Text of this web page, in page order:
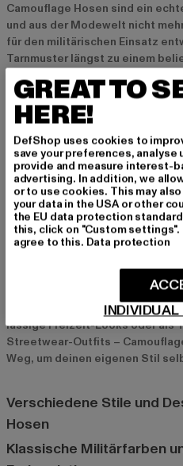
Camouflage Hosen sind ein
und aus der Modewelt nicht
für den militärischen Einsatz
Tarnmuster längst zu einem
oder als funktionales
Aktivitäten – Camouflage
und passen zu jeder
eine coole, markante Note und
Masse herausstichst.
Warum Camouflage
Camouflage Hosen sind nicht
Designs beliebt, sondern auch
bieten unzählige
symbolisieren sie Rebellion
mit einem coolen, urbanen
lässige Freizeit-Looks oder als
Streetwear-Outfits –
Weg, um deinen eigenen Stil
Verschiedene Stile und
Hosen
Klassische Militärfarben
GREAT TO
HERE!
DefShop uses cookies to
save your preferences, analyse
provide and measure interest-
advertising. In addition, we
or to use cookies. This may
your data in the USA or other
the EU data protection
this, click on "Custom settings".
agree to this. Data protection